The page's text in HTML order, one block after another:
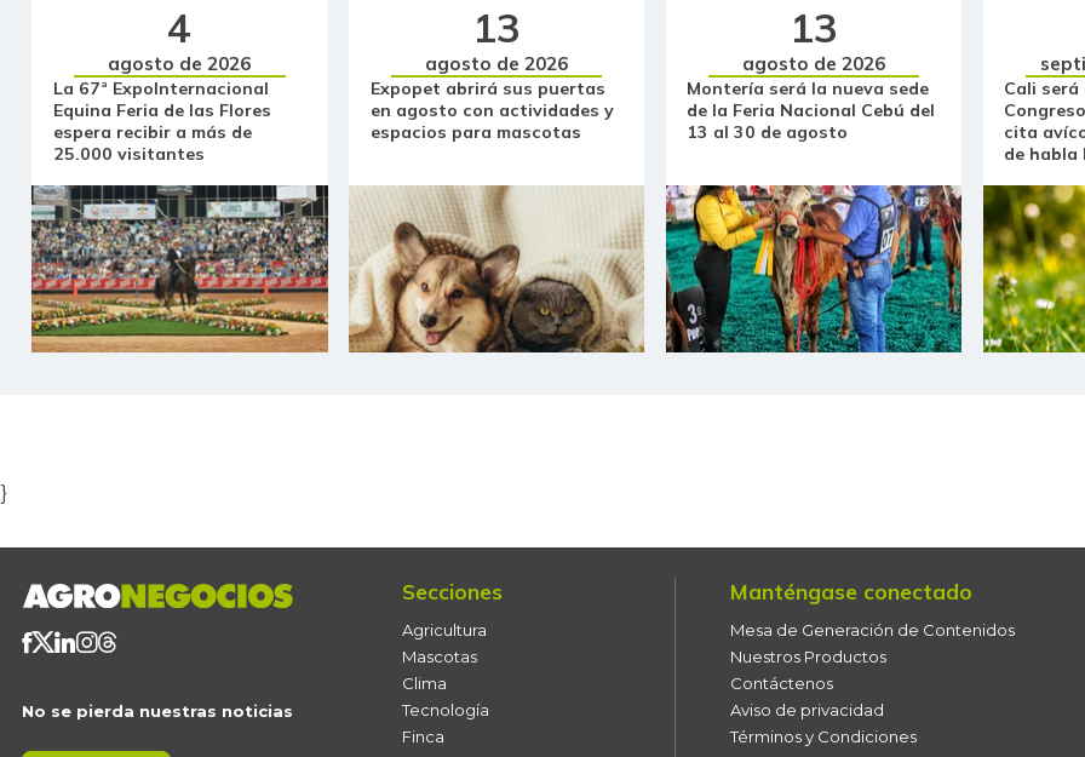
Carne de res en canal
Cebolla cabezona blanca
Cebolla cabezona roja
Cebolla larga
Centro de pierna de res
Chatas de res
Color (condimento)
Costilla de cerdo
Costilla de res
Cuchuco de maíz
4
agosto de 2026
La 67ª ExpoInternacional
Equina Feria de las Flores
espera recibir a más de
25.000 visitantes
13
agosto de 2026
Expopet abrirá sus puertas
en agosto con actividades y
espacios para mascotas
13
agosto de 2026
Montería será la nueva sede
de la Feria Nacional Cebú del
13 al 30 de agosto
Cali será
cita
de habla
}
No se pierda nuestras noticias
Secciones
Agricultura
Mascotas
Clima
Tecnología
Finca
Manténgase conectado
Mesa de Generación de Contenidos
Nuestros Productos
Contáctenos
Aviso de privacidad
Términos y Condiciones